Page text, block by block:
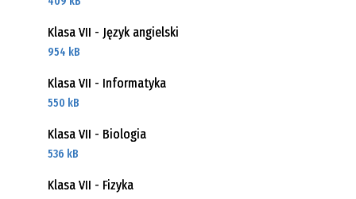
Klasa VII - Język angielski
954 kB
Klasa VII - Informatyka
550 kB
Klasa VII - Biologia
536 kB
Klasa VII - Fizyka